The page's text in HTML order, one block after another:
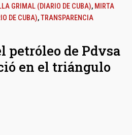
GRIMAL (DIARIO DE CUBA), MIRTA
DE CUBA),TRANSPARENCIA
petróleo de Pdvsa
en el triángulo